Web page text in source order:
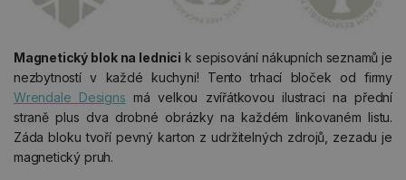
Magnetický blok na lednici k sepisování nákupních seznamů je
nezbytností v každé kuchyni! Tento trhací bloček od firmy
Wrendale Designs má velkou zvířátkovou ilustraci na přední
straně plus dva drobné obrázky na každém linkovaném listu.
Záda bloku tvoří pevný karton z udržitelných zdrojů, zezadu je
magnetický pruh.